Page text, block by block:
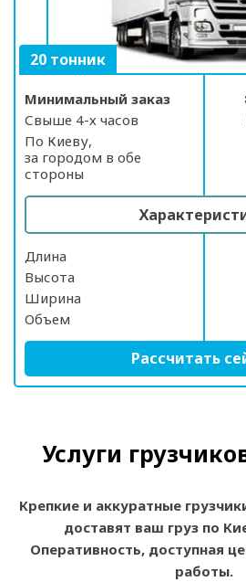
20 тонник
Минимальный заказ
Свыше 4-х часов
По Киеву,
за городом в обе
стороны
Длина
Высота
Ширина
Объем
Рассчитать
Услуги
Крепкие и аккуратные
доставят ваш груз по
Оперативность, доступная
работы.